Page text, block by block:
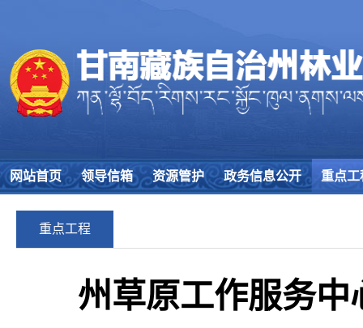
网站首页 领导信箱 资源管护 政务信息公开 重点工
重点工程
州草原工作服务